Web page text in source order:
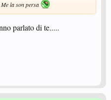
la son persa
parlato di te.....